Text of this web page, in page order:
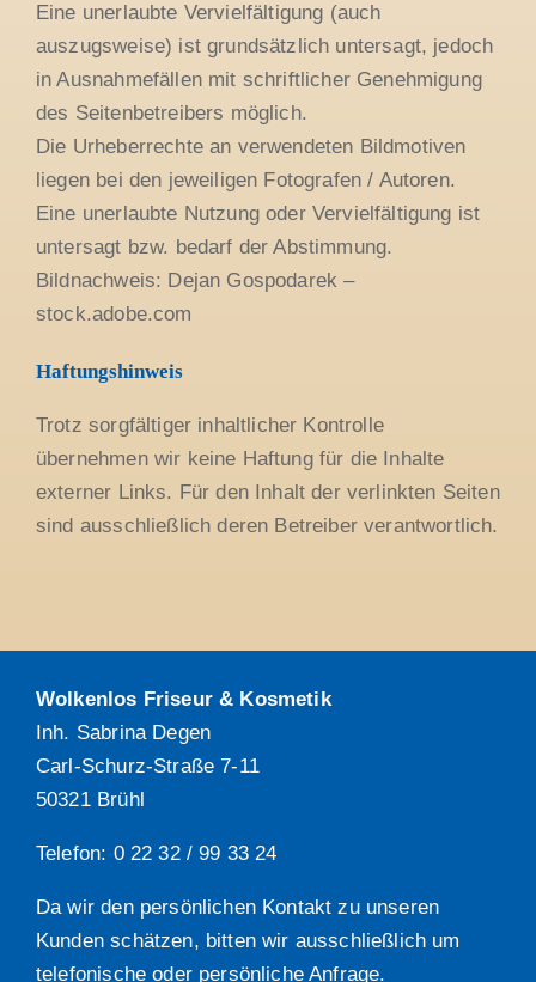
Eine unerlaubte Vervielfältigung (auch
auszugsweise) ist grundsätzlich untersagt, jedoch
in Ausnahmefällen mit schriftlicher Genehmigung
des Seitenbetreibers möglich.
Die Urheberrechte an verwendeten Bildmotiven
liegen bei den jeweiligen Fotografen / Autoren.
Eine unerlaubte Nutzung oder Vervielfältigung ist
untersagt bzw. bedarf der Abstimmung.
Bildnachweis: Dejan Gospodarek –
stock.adobe.com
Haftungshinweis
Trotz sorgfältiger inhaltlicher Kontrolle
übernehmen wir keine Haftung für die Inhalte
externer Links. Für den Inhalt der verlinkten Seiten
sind ausschließlich deren Betreiber verantwortlich.
Wolkenlos Friseur & Kosmetik
Inh. Sabrina Degen
Carl-Schurz-Straße 7-11
50321 Brühl
Telefon: 0 22 32 / 99 33 24
Da wir den persönlichen Kontakt zu unseren
Kunden schätzen, bitten wir ausschließlich um
telefonische oder persönliche Anfrage.